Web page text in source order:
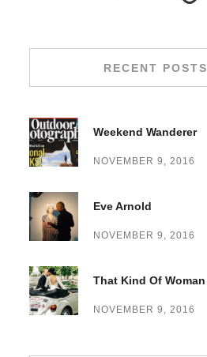
RECENT POSTS
Weekend Wanderer
NOVEMBER 9, 2016
Eve Arnold
NOVEMBER 9, 2016
That Kind Of Woman
NOVEMBER 9, 2016